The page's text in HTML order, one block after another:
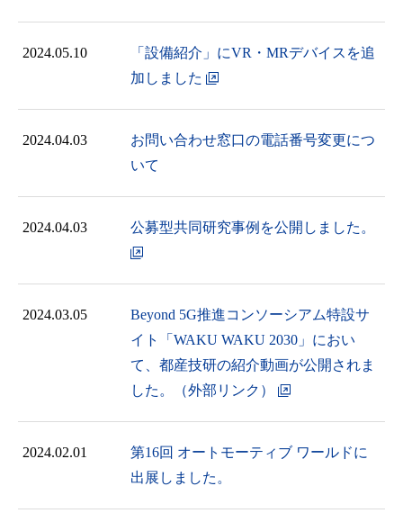
2024.05.10
「設備紹介」にVR・MRデバイスを追
加しました
2024.04.03
お問い合わせ窓口の電話番号変更につ
いて
2024.04.03 公募型共同研究事例を公開しました。
2024.03.05
Beyond 5G推進コンソーシアム特設サ
イト「WAKU WAKU 2030」におい
て、都産技研の紹介動画が公開されま
した。（外部リンク）
2024.02.01
第16回 オートモーティブ ワールドに
出展しました。